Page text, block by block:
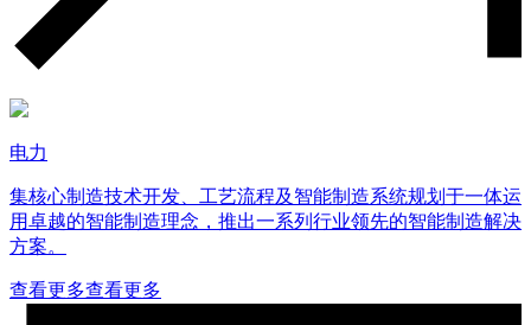
电力
集核心制造技术开发、工艺流程及智能制造系统规划于一体运
用卓越的智能制造理念，推出一系列行业领先的智能制造解决
方案。
查看更多查看更多